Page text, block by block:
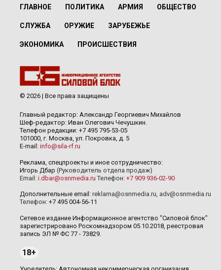
ГЛАВНОЕ ПОЛИТИКА АРМИЯ ОБЩЕСТВО
СЛУЖБА ОРУЖИЕ ЗАРУБЕЖЬЕ
ЭКОНОМИКА ПРОИСШЕСТВИЯ
© 2026 | Все права защищены
Главный редактор: Александр Георгиевич Михайлов
Шеф-редактор: Иван Олегович Чечушкин.
Телефон редакции: +7 495 795-53-05
101000, г. Москва, ул. Покровка, д. 5
E-mail: info@sila-rf.ru
Реклама, спецпроекты и иное сотрудничество:
Игорь Дбар (Руководитель отдела продаж)
Email: i.dbar@osnmedia.ru Телефон: +7 909 936-02-90
Дополнительные email: reklama@osnmedia.ru, adv@osnmedia.ru
Телефон: +7 495 004-56-11
Сетевое издание Информационное агентство "Силовой блок"
зарегистрировано Роскомнадзором 05.10.2018, реестровая
запись ЭЛ № ФС 77 - 73829.
18+